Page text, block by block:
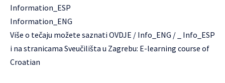
Information_ESP
Information_ENG
Više o tečaju možete saznatiOVDJE / Info_ENG /
Info_ESP
i na stranicama Sveučilišta u Zagrebu: E-learning course of
Croatian